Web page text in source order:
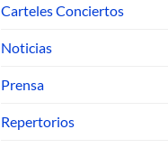
Carteles Conciertos
Noticias
Prensa
Repertorios